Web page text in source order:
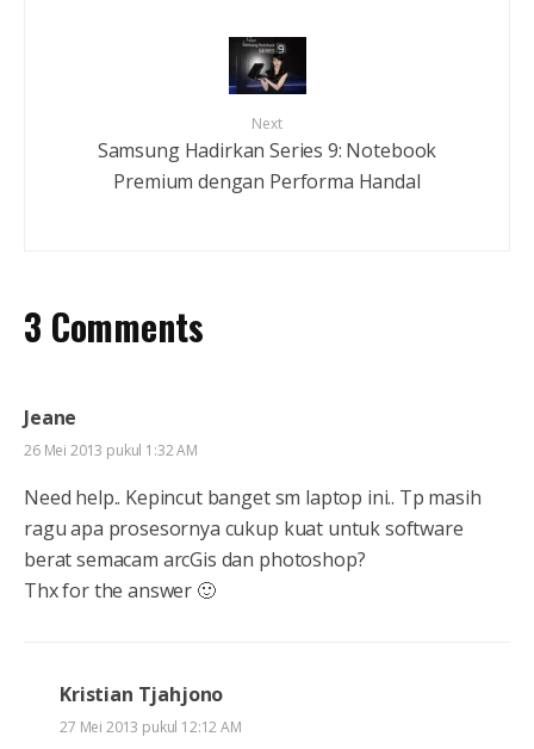
Next
Samsung Hadirkan Series 9: Notebook
Premium dengan Performa Handal
3 Comments
Jeane
26 Mei 2013 pukul 1:32 AM
Need help.. Kepincut banget sm laptop ini.. Tp masih
ragu apa prosesornya cukup kuat untuk software
berat semacam arcGis dan photoshop?
Thx for the answer 🙂
Kristian Tjahjono
27 Mei 2013 pukul 12:12 AM